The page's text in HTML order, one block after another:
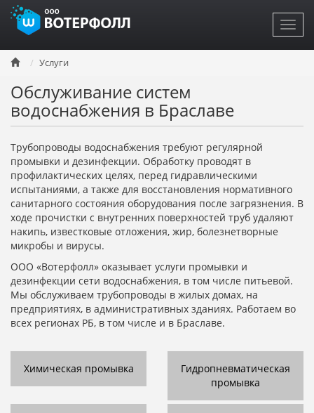
Перейти
основному
содержанию
Услуги
Обслуживание систем
водоснабжения в Браславе
Трубопроводы водоснабжения требуют регулярной
промывки и дезинфекции. Обработку проводят в
профилактических целях, перед гидравлическими
испытаниями, а также для восстановления нормативного
санитарного состояния оборудования после загрязнения. В
ходе прочистки с внутренних поверхностей труб удаляют
накипь, известковые отложения, жир, болезнетворные
микробы и вирусы.
ООО «Вотерфолл» оказывает услуги промывки и
дезинфекции сети водоснабжения, в том числе питьевой.
Мы обслуживаем трубопроводы в жилых домах, на
предприятиях, в административных зданиях. Работаем во
всех регионах РБ, в том числе и в Браславе.
Химическая промывка
Гидропневматическая
промывка